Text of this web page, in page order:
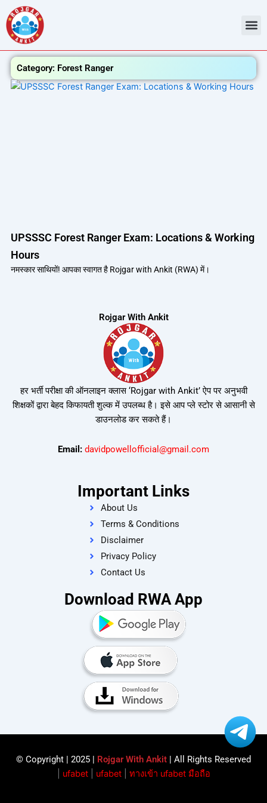
Skip
to
content
Category: Forest Ranger
UPSSSC Forest Ranger Exam: Locations & Working
Hours
नमस्कार साथियों! आपका स्वागत है Rojgar with Ankit (RWA) में।
Rojgar With Ankit
हर भर्ती परीक्षा की ऑनलाइन क्लास ‘Rojgar with Ankit’ ऐप पर अनुभवी
शिक्षकों द्वारा बेहद किफायती शुल्क में उपलब्ध है। इसे आप प्ले स्टोर से आसानी से
डाउनलोड कर सकते हैं।
Email: davidpowellofficial@gmail.com
Important Links
About Us
Terms & Conditions
Disclaimer
Privacy Policy
Contact Us
Download RWA App
© Copyright | 2025 | Rojgar With Ankit | All Rights Reserved​
ufabet| ufabet| ทางเข้า ufabet มือถือ